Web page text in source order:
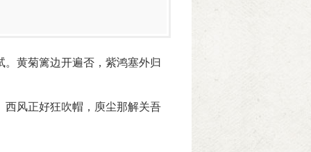
黄菊篱边开遍否，紫鸿塞外归
西风正好狂吹帽，庾尘那解关吾